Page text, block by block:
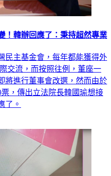
！韓辦回應了：秉持超然專業
民主基金會，每年都能獲得外
交流，而按照往例，董座一
將進行董事會改選，然而由於
，傳出立法院長韓國瑜想接
了。